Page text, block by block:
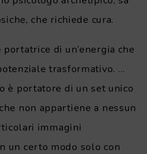
che richiede cura.
portatrice di un’energia che
trasformativo. …
è portatore di un set unico
non appartiene a nessun
immagini
un certo modo solo con